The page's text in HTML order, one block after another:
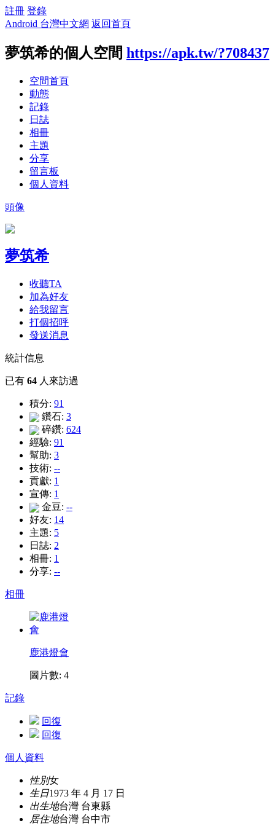
註冊 登錄
Android 台灣中文網 返回首頁
夢筑希的個人空間 https://apk.tw/?708437
空間首頁
動態
記錄
日誌
相冊
主題
分享
留言板
個人資料
頭像
夢筑希
收聽TA
加為好友
給我留言
打個招呼
發送消息
統計信息
已有 64 人來訪過
積分: 91
鑽石: 3
碎鑽: 624
經驗: 91
幫助: 3
技術: --
貢獻: 1
宣傳: 1
金豆: --
好友: 14
主題: 5
日誌: 2
相冊: 1
分享: --
相冊
鹿港燈會
圖片數: 4
記錄
回復
回復
個人資料
性別女
生日1973 年 4 月 17 日
出生地台灣 台東縣
居住地台灣 台中市